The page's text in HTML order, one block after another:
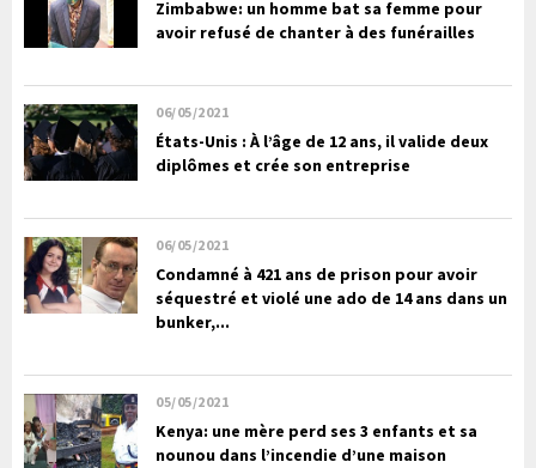
Zimbabwe: un homme bat sa femme pour
avoir refusé de chanter à des funérailles
06/05/2021
États-Unis : À l’âge de 12 ans, il valide deux
diplômes et crée son entreprise
06/05/2021
Condamné à 421 ans de prison pour avoir
séquestré et violé une ado de 14 ans dans un
bunker,...
05/05/2021
Kenya: une mère perd ses 3 enfants et sa
nounou dans l’incendie d’une maison